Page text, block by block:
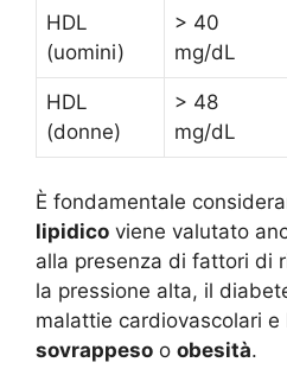
HDL
(uomini)
> 40
mg/dL
HDL
(donne)
> 48
mg/dL
È fondamentale
lipidico viene valutato
alla presenza di fattori di
la pressione alta, il
malattie cardiovascolari e
sovrappeso o obesità.